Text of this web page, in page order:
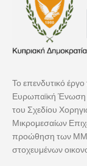
Το επενδυτικό
Ευρωπαϊκή Ένωση
του Σχεδίου
Μικρομεσαίων
προώθηση των ΜΜΕ
στοχευμένων